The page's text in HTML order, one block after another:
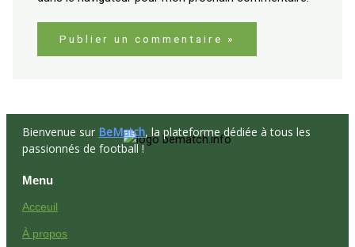
Bienvenue sur BeMatch, la plateforme dédiée à tous les
passionnés de football !
Menu
Acceuil
À propos